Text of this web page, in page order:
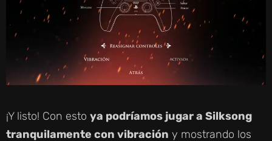
¡Y listo! Con esto ya podríamos jugar a Silksong
tranquilamente con vibración y mostrando los